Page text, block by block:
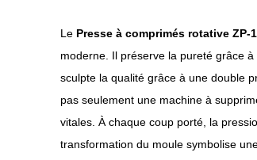
Le Presse à comprimés rotative ZP-
moderne. Il préserve la pureté grâce
sculpte la qualité grâce à une double
pas seulement une machine à
vitales. À chaque coup porté, la
transformation du moule symbolise